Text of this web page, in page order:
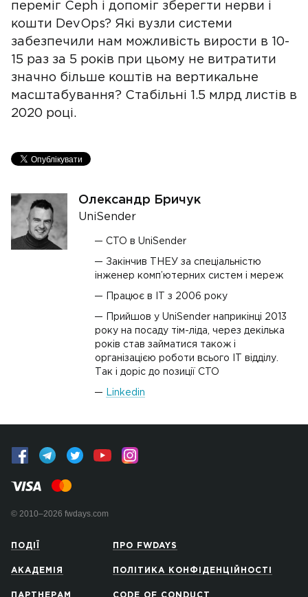
переміг Ceph і допоміг зберегти нерви і
кошти DevOps? Які вузли системи
забезпечили нам можливість вирости в 10-
15 раз за 5 років при цьому не витратити
значно більше коштів на вертикальне
масштабування? Стабільні 1.5 млрд листів в
2020 році.
Олександр Бричук
UniSender
CTO в UniSender
Закінчив ТНЕУ за спеціальністю
інженер комп’ютерних систем і мереж
Працює в ІТ з 2006 року
Прийшов у UniSender наприкінці 2013
року на посаду тім-ліда, через декілька
років став займатися також і
організацією роботи всього IT відділу.
Так і доріс до позиції CTO
Linkedin
© 2010–2026 fwdays.com
ПОДІЇ
АКАДЕМІЯ
ПАРТНЕРАМ
ПРО FWDAYS
ПОЛІТИКА КОНФІДЕНЦІЙНОСТІ
CODE OF CONDUCT